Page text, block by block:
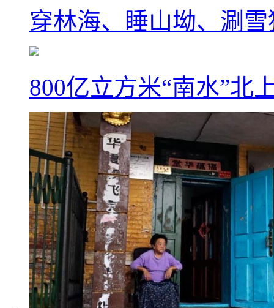
穿林海、睡山坳、涮
800亿立方米“南水”北